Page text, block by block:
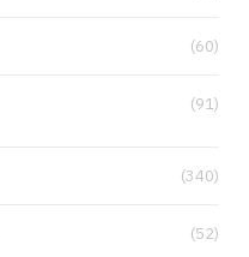
(60)
(91)
(340)
(52)